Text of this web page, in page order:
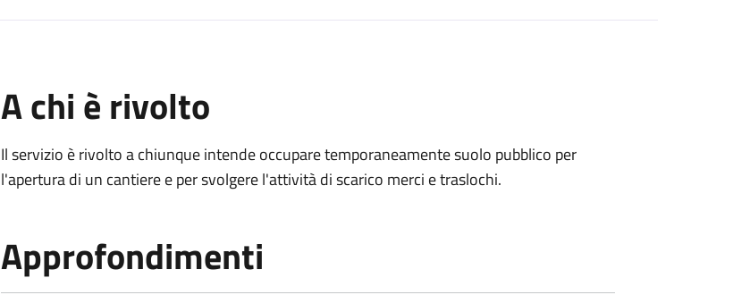
A chi è rivolto
Il servizio è rivolto a chiunque intende occupare temporaneamente suolo pubblico per
l'apertura di un cantiere e per svolgere l'attività di scarico merci e traslochi.
Approfondimenti